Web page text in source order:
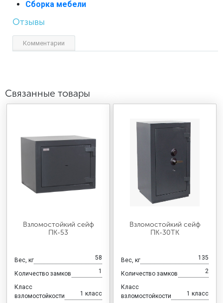
Сборка мебели
Отзывы
Комментарии
Связанные товары
Взломостойкий сейф
ПК-53
Вес, кг 58
Количество замков 1
Класс
взломостойкости
1 класс
Взломостойкий сейф
ПК-30ТК
Вес, кг 135
Количество замков 2
Класс
взломостойкости
1 класс